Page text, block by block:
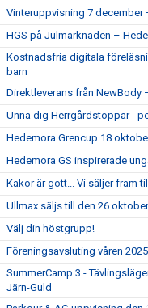
Vinteruppvisning 7 december
HGS på Julmarknaden –
Kostnadsfria digitala
barn
Direktleverans från
Unna dig Herrgårdstoppar -
Hedemora Grencup 18
Hedemora GS inspirerade
Kakor är gott... Vi säljer fram
Ullmax säljs till den 26 oktober
Välj din höstgrupp!
Föreningsavsluting våren 2025
SummerCamp 3 -
Järn-Guld